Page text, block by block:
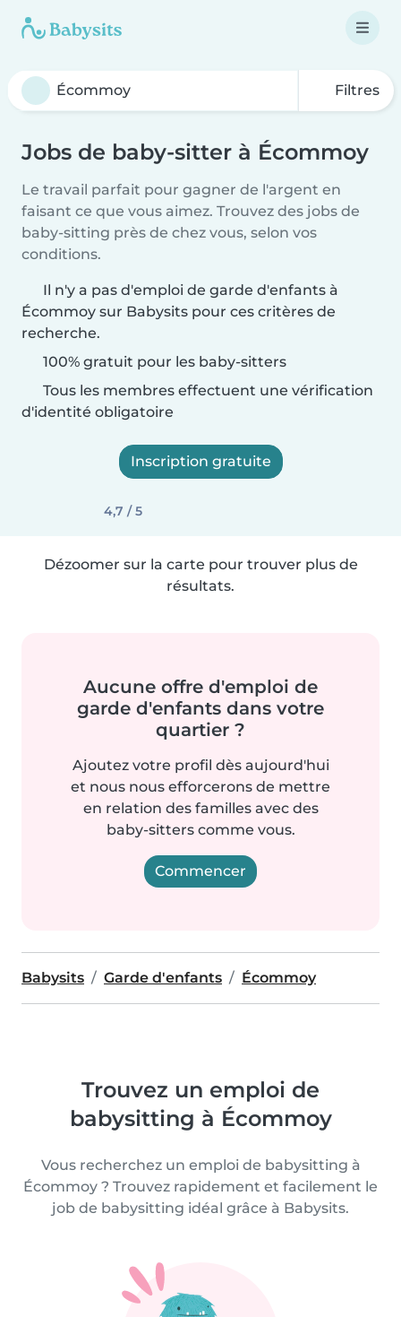
Filtres
Jobs de baby-sitter à Écommoy
Le travail parfait pour gagner de l'argent en
faisant ce que vous aimez. Trouvez des jobs de
baby-sitting près de chez vous, selon vos
conditions.
Il n'y a pas d'emploi de garde d'enfants à
Écommoy sur Babysits pour ces critères de
recherche.
100% gratuit pour les baby-sitters
Tous les membres effectuent une vérification
d'identité obligatoire
Inscription gratuite
4,7 / 5
Dézoomer sur la carte pour trouver plus de
résultats.
Aucune offre d'emploi de
garde d'enfants dans votre
quartier ?
Ajoutez votre profil dès aujourd'hui
et nous nous efforcerons de mettre
en relation des familles avec des
baby-sitters comme vous.
Commencer
Babysits Garde d'enfants Écommoy
Trouvez un emploi de
babysitting à Écommoy
Vous recherchez un emploi de babysitting à
Écommoy ? Trouvez rapidement et facilement le
job de babysitting idéal grâce à Babysits.